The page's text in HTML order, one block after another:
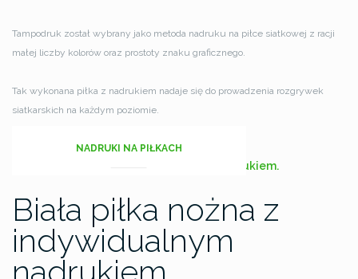
Tampodruk został wybrany jako metoda nadruku na piłce siatkowej z racji
małej liczby kolorów oraz prostoty znaku graficznego.
Tak wykonana piłka z nadrukiem nadaje się do prowadzenia rozgrywek
siatkarskich na każdym poziomie.
NADRUKI NA PIŁKACH
Biała piłka nożna z
indywidualnym
nadrukiem.